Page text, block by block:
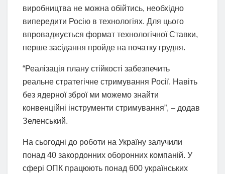
виробництва не можна обійтись, необхідно
випередити Росію в технологіях. Для цього
впроваджується формат технологічної Ставки,
перше засідання пройде на початку грудня.
“Реалізація плану стійкості забезпечить
реальне стратегічне стримування Росії. Навіть
без ядерної зброї ми можемо знайти
конвенційні інструменти стримування”, – додав
Зеленський.
На сьогодні до роботи на Україну залучили
понад 40 закордонних оборонних компаній. У
сфері ОПК працюють понад 600 українських